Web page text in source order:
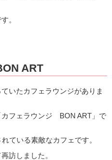
。
ART
いたカフェラウンジがありま
カフェラウンジ BON ART」で
ている素敵なカフェです。
訪しました。